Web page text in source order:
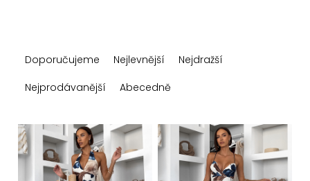
a
n
í
Doporučujeme Nejlevnější
Nejdražší
Nejprodávanější
Abecedně
V
ý